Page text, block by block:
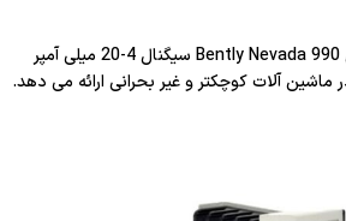
ترانسمیتر ویبریشن مدل Bently Nevada 990 سیگنال 4-20 میلی آمپر
آلات کوچکتر و غیر بحرانی ارائه می دهد.